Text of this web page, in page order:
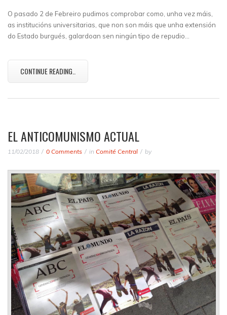
O pasado 2 de Febreiro pudimos comprobar como, unha vez máis,
as institucións universitarias, que non son máis que unha extensión
do Estado burgués, galardoan sen ningún tipo de repudio…
CONTINUE READING..
EL ANTICOMUNISMO ACTUAL
11/02/2018 0 Comments in Comité Central by